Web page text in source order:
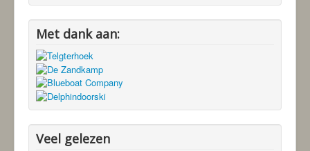
Met dank aan:
Veel gelezen